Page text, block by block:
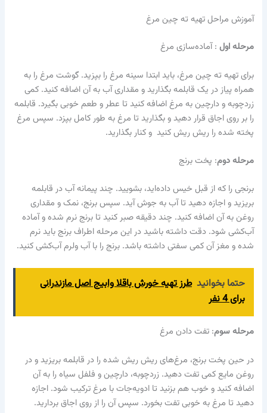
آموزش مراحل تهیه ته چین مرغ
مرحله اول : آماده‌سازی مرغ
برای تهیه ته چین مرغ، باید ابتدا سینه مرغ را بپزید. گوشت مرغ را به
همراه پیاز در یک قابلمه بگذارید و مقداری آب به آن اضافه کنید. کمی
زردچوبه و دارچین به مرغ اضافه کنید تا عطر و طعم خوبی بگیرد. قابلمه
را بر روی اجاق قرار دهید و بگذارید تا مرغ به طور کامل بپزد. سپس مرغ
پخته شده را ریش ریش کنید و کنار بگذارید.
مرحله دوم: پخت برنج
برنجی را که از قبل خیس داده‌اید، بشویید. چند پیمانه آب در قابلمه
بریزید و اجازه دهید تا آب به جوش آید. سپس برنج، نمک و مقداری
روغن به آن اضافه کنید. چند دقیقه صبر کنید تا برنج نرم شده و آماده
آب‌کشی شود. دقت داشته باشید در این مرحله اطراف برنج باید نرم
شده و مغز آن کمی سفتی داشته باشد. برنج را با آب ولرم آب‌کشی کنید.
حتما بخوانید طرز تهیه خورش باقلا وابیج اصل مازندرانی
برای 4 نفر
مرحله سوم: تفت دادن مرغ
در حین پخت برنج، مرغ‌های ریش ریش شده را در قابلمه بریزید و در
روغن مایع کمی تفت دهید. زردچوبه، دارچین و فلفل سیاه را به آن
اضافه کنید و خوب هم بزنید تا ادویه‌جات با مرغ ترکیب شود. اجازه
دهید تا مرغ به خوبی تفت بخورد. سپس آن را از روی اجاق بردارید.